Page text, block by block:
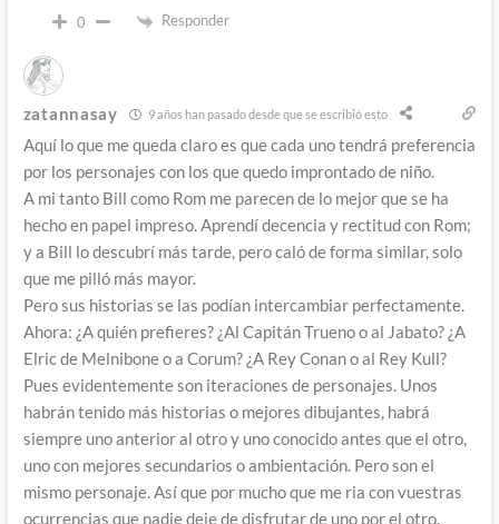
0 Responder
zatannasay 9 años han pasado desde que se escribió esto
Aquí lo que me queda claro es que cada uno tendrá preferencia
por los personajes con los que quedo improntado de niño.
A mi tanto Bill como Rom me parecen de lo mejor que se ha
hecho en papel impreso. Aprendí decencia y rectitud con Rom;
y a Bill lo descubrí más tarde, pero caló de forma similar, solo
que me pilló más mayor.
Pero sus historias se las podían intercambiar perfectamente.
Ahora: ¿A quién prefieres? ¿Al Capitán Trueno o al Jabato? ¿A
Elric de Melnibone o a Corum? ¿A Rey Conan o al Rey Kull?
Pues evidentemente son iteraciones de personajes. Unos
habrán tenido más historias o mejores dibujantes, habrá
siempre uno anterior al otro y uno conocido antes que el otro,
uno con mejores secundarios o ambientación. Pero son el
mismo personaje. Así que por mucho que me ria con vuestras
ocurrencias que nadie deje de disfrutar de uno por el otro.